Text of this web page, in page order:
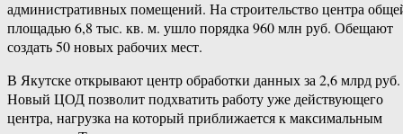
административных помещений. На строительство центра
площадью 6,8 тыс. кв. м. ушло порядка 960 млн руб. Обещают
создать 50 новых рабочих мест.
В Якутске открывают центр обработки данных за 2,6 млрд руб.
Новый ЦОД позволит подхватить работу уже действующего
центра, нагрузка на который приближается к максимальным